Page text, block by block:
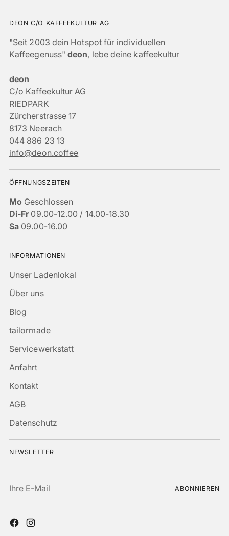
DEON C/O KAFFEEKULTUR AG
"Seit 2003 dein Hotspot für individuellen
Kaffeegenuss"deon, lebe deine kaffeekultur
deon
C/o Kaffeekultur AG
RIEDPARK
Zürcherstrasse 17
8173 Neerach
044 886 23 13
info@deon.coffee
ÖFFNUNGSZEITEN
Mo Geschlossen
Di-Fr09.00-12.00 / 14.00-18.30
Sa 09.00-16.00
INFORMATIONEN
Unser Ladenlokal
Über uns
Blog
tailormade
Servicewerkstatt
Anfahrt
Kontakt
AGB
Datenschutz
NEWSLETTER
E-
ABONNIEREN